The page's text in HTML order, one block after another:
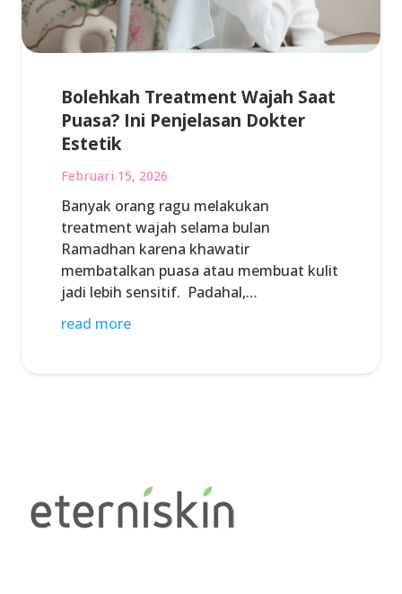
Bolehkah Treatment Wajah Saat
Puasa? Ini Penjelasan Dokter
Estetik
Februari 15, 2026
Banyak orang ragu melakukan
treatment wajah selama bulan
Ramadhan karena khawatir
membatalkan puasa atau membuat kulit
jadi lebih sensitif. Padahal,…
read more